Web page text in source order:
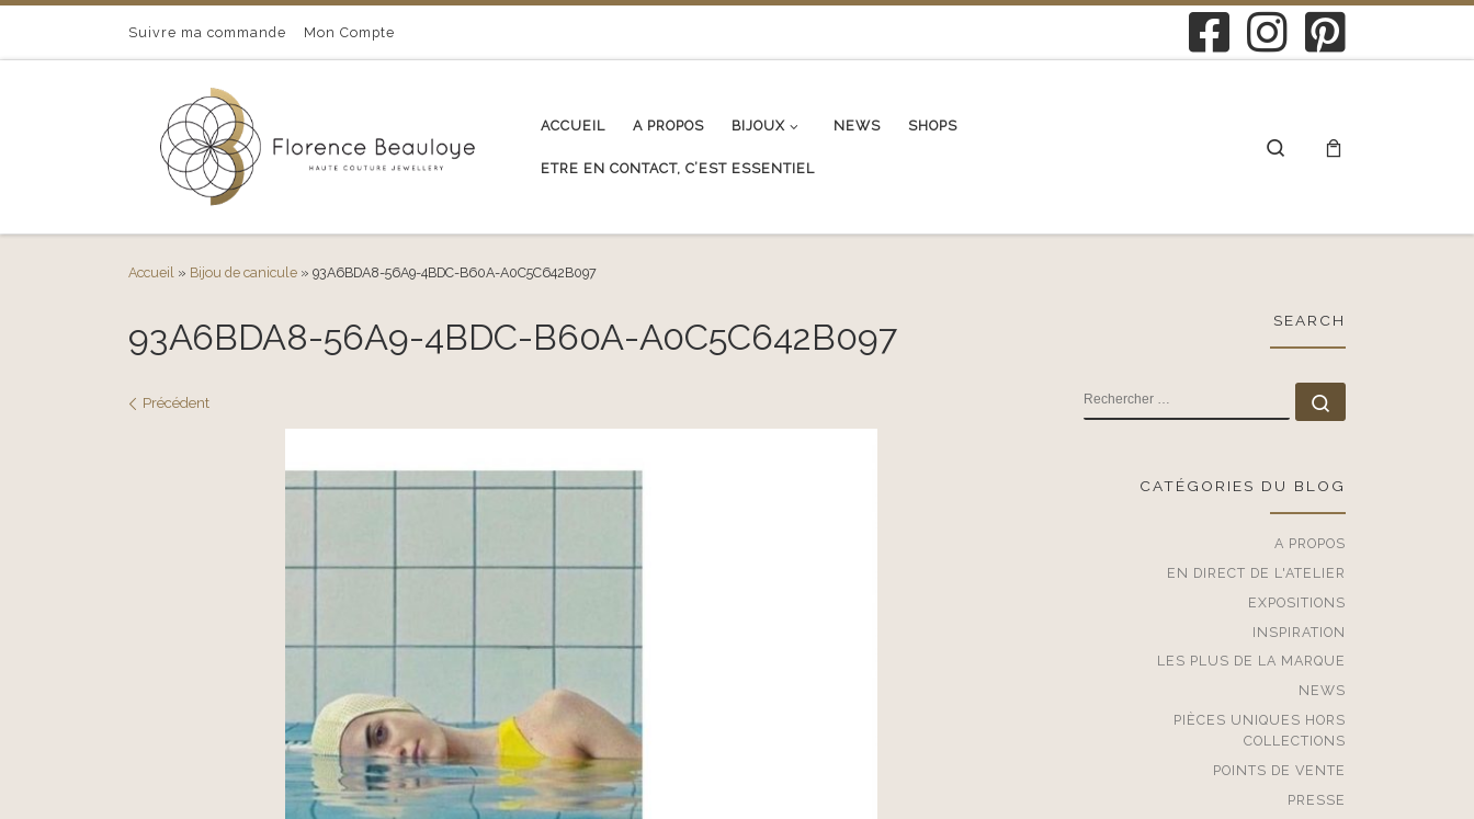
Passer au contenuSuivre ma commande Mon Compte
ACCUEIL A PROPOS BIJOUX NEWS SHOPS
ETRE EN CONTACT, C’EST ESSENTIEL
Search
Accueil » Bijou de canicule » 93A6BDA8-56A9-4BDC-B60A-A0C5C642B097
93A6BDA8-56A9-4BDC-B60A-A0C5C642B097
Navigation des images
Précédent
SEARCH
RECHERCHER
CATÉGORIES DU BLOG
A PROPOS
EN DIRECT DE L'ATELIER
EXPOSITIONS
INSPIRATION
LES PLUS DE LA MARQUE
NEWS
PIÈCES UNIQUES HORS
COLLECTIONS
POINTS DE VENTE
PRESSE